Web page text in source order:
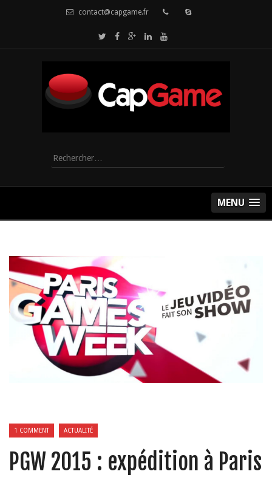
contact@capgame.fr
Rechercher :
MENU
1 COMMENT ACTUALITÉ
PGW 2015 : expédition à Paris